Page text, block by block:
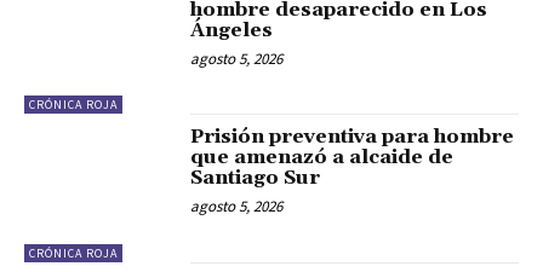
CRÓNICA ROJA
hombre desaparecido en Los
Ángeles
agosto 5, 2026
CRÓNICA ROJA
Prisión preventiva para hombre
que amenazó a alcaide de
Santiago Sur
agosto 5, 2026